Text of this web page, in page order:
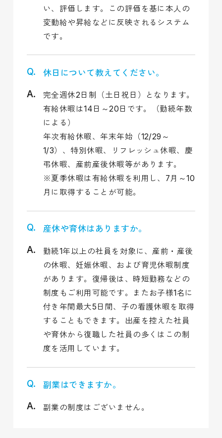
い、評価します。この評価を基に本人の
変動給や昇給などに反映されるシステム
です。
休日について教えてください。
完全週休2日制（土日祝日）となります。
有給休暇は14日～20日です。（勤続年数
による）
年次有給休暇、年末年始（12/29～
1/3）、特別休暇、リフレッシュ休暇、慶
弔休暇、産前産後休暇等があります。
※夏季休暇は有給休暇を利用し、7月～10
月に取得することが可能。
産休や育休はありますか。
勤続1年以上の社員を対象に、産前・産後
の休暇、妊娠休暇、および育児休暇制度
があります。復帰後は、時短勤務などの
制度もご利用可能です。またお子様1名に
付き年間最大5日間、子の看護休暇を取得
することもできます。出産を控えた社員
や育休から復職した社員の多くはこの制
度を活用しています。
副業はできますか。
副業の制度はございません。